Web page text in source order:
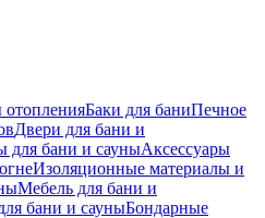
Баки для баниПечное
Двери для бани и
для бани и сауныАксессуары
Изоляционные материалы и
Мебель для бани и
бани и сауныБондарные